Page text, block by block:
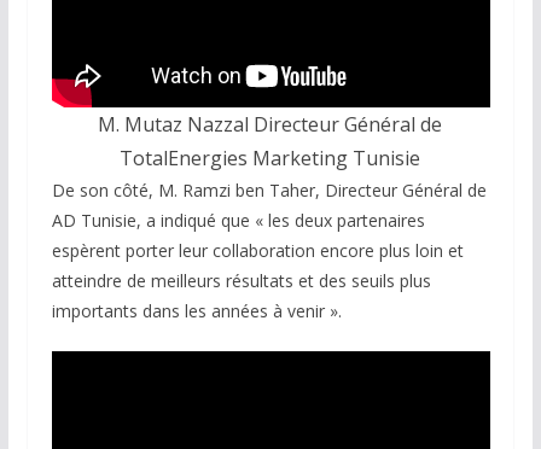
M. Mutaz Nazzal Directeur Général de
TotalEnergies Marketing Tunisie
De son côté, M. Ramzi ben Taher, Directeur Général de
AD Tunisie, a indiqué que « les deux partenaires
espèrent porter leur collaboration encore plus loin et
atteindre de meilleurs résultats et des seuils plus
importants dans les années à venir ».